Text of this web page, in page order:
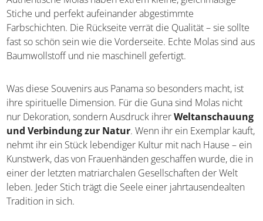
Beim Kauf solltet ihr
auf die Feinheit der Stiche
achten . Authentische Molas haben extrem kleine,
gleichmäßige Stiche und perfekt aufeinander
abgestimmte Farbschichten. Die Rückseite verrät die
Qualität – sie sollte fast so schön sein wie die Vorderseite.
gefertigt.
Was diese Souvenirs aus Panama so besonders macht, ist
ihre spirituelle Dimension. Für die Guna sind Molas nicht
nur Dekoration, sondern Ausdruck ihrer
Weltanschauung und Verbindung zur Natur
. Wenn
ihr ein Exemplar kauft, nehmt ihr ein Stück lebendiger
Kultur mit nach Hause – ein Kunstwerk, das von